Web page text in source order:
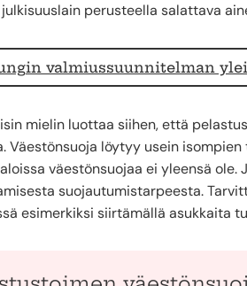
perusteella salattava
valmiussuunnitelman
mielin luottaa siihen, että
Väestönsuoja löytyy usein
väestönsuojaa ei yleensä
suojautumistarpeesta.
esimerkiksi siirtämällä asukkaita